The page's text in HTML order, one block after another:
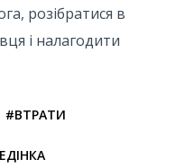
розібратися в
і налагодити
#ВТРАТИ